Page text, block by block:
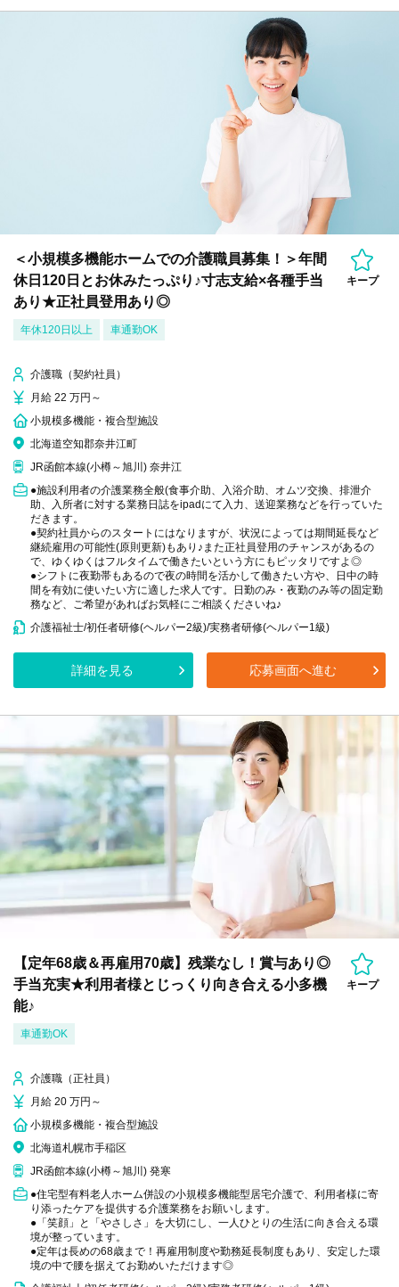
＜小規模多機能ホームでの介護職員募集！＞年間
休日120日とお休みたっぷり♪寸志支給×各種手当
あり★正社員登用あり◎
キープ
年休120日以上 車通勤OK
介護職（契約社員）
月給 22 万円～
小規模多機能・複合型施設
北海道空知郡奈井江町
JR函館本線(小樽～旭川) 奈井江
●施設利用者の介護業務全般(食事介助、入浴介助、オムツ交換、排泄介
助、入所者に対する業務日誌をipadにて入力、送迎業務などを行っていた
だきます。
●契約社員からのスタートにはなりますが、状況によっては期間延長など
継続雇用の可能性(原則更新)もあり♪また正社員登用のチャンスがあるの
で、ゆくゆくはフルタイムで働きたいという方にもピッタリですよ◎
●シフトに夜勤帯もあるので夜の時間を活かして働きたい方や、日中の時
間を有効に使いたい方に適した求人です。日勤のみ・夜勤のみ等の固定勤
務など、ご希望があればお気軽にご相談くださいね♪
介護福祉士/初任者研修(ヘルパー2級)/実務者研修(ヘルパー1級)
詳細を見る 応募画面へ進む
【定年68歳＆再雇用70歳】残業なし！賞与あり◎
手当充実★利用者様とじっくり向き合える小多機
能♪
キープ
車通勤OK
介護職（正社員）
月給 20 万円～
小規模多機能・複合型施設
北海道札幌市手稲区
JR函館本線(小樽～旭川) 発寒
●住宅型有料老人ホーム併設の小規模多機能型居宅介護で、利用者様に寄
り添ったケアを提供する介護業務をお願いします。
●「笑顔」と「やさしさ」を大切にし、一人ひとりの生活に向き合える環
境が整っています。
●定年は長めの68歳まで！再雇用制度や勤務延長制度もあり、安定した環
境の中で腰を据えてお勤めいただけます◎